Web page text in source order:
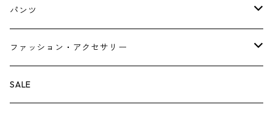
ニット・カーディガン
ベスト・ジレ
ジャンパースカート
ペチスカート
パンツ
レギンス
ペチパンツ
ファッション・アクセサリー
バック
SALE